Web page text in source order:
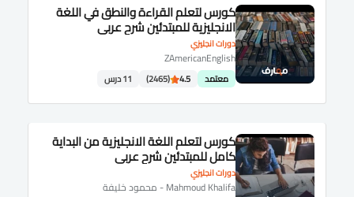
دورات انجليزي
كورس لتعلم القراءة والنطق في اللغة
الانجليزية للمبتدئين شرح عربى
ZAmericanEnglish
معتمد 4.5
(2465) 11 درس
دورات انجليزي
كورس لتعلم اللغة الانجليزية من البداية
كامل للمبتدئين شرح عربى
Mahmoud Khalifa - محمود خليفة